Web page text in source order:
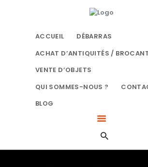
ACCUEIL
DÉBARRAS
ACHAT D’ANTIQUITÉS /
VENTE D’OBJETS
QUI SOMMES-NOUS ?
BLOG
SPÉCIALISTES DU DÉBARRAS À
ACCUEIL
DÉBARRAS
ACHAT
D’ANTIQUITÉS /
BROCANTE
VENTE D’OBJETS
QUI SOMMES-NOUS